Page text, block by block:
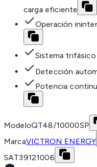
carga eficiente
Operación
Sistema
Detección
Potencia
ModeloQT48/10000SP
MarcaVICTRON ENERGY
SAT39121006